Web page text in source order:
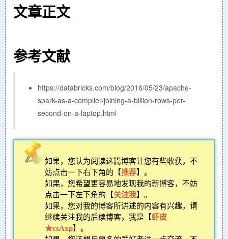
文章正文
参考文献
https://databricks.com/blog/2016/05/23/apache-
spark-as-a-compiler-joining-a-billion-rows-per-
second-on-a-laptop.html
如果，您认为阅读这篇博客让您有些收获，不
妨点击一下右下角的【推荐】。
如果，您希望更容易地发现我的新博客，不妨
点击一下左下角的【关注我】。
如果，您对我的博客所讲述的内容有兴趣，请
继续关注我的后续博客，我是【虾皮
★csAxp】。